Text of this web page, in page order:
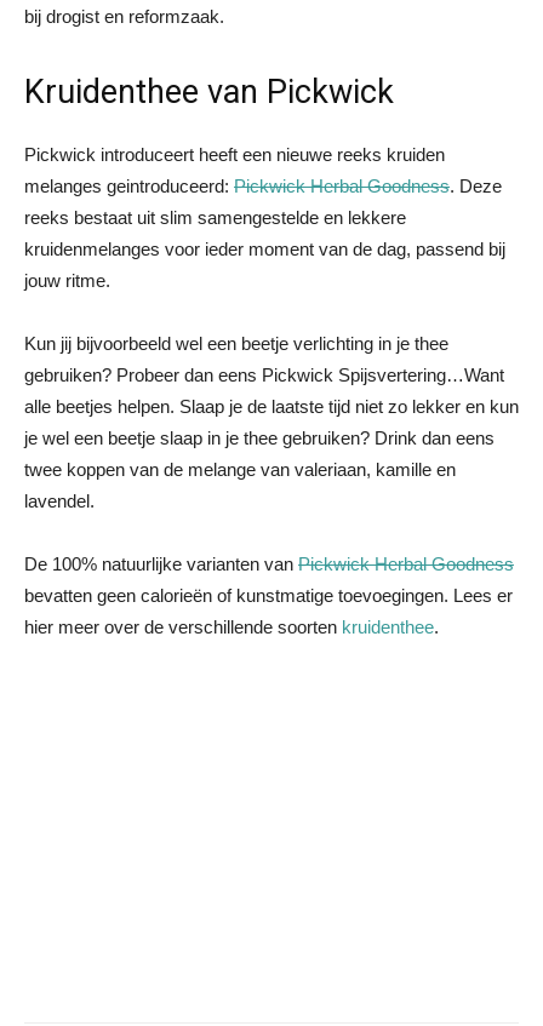
bij drogist en reformzaak.
Kruidenthee van Pickwick
Pickwick introduceert heeft een nieuwe reeks kruiden
melanges geintroduceerd: Pickwick Herbal Goodness. Deze
reeks bestaat uit slim samengestelde en lekkere
kruidenmelanges voor ieder moment van de dag, passend bij
jouw ritme.
Kun jij bijvoorbeeld wel een beetje verlichting in je thee
gebruiken? Probeer dan eens Pickwick Spijsvertering…Want
alle beetjes helpen. Slaap je de laatste tijd niet zo lekker en kun
je wel een beetje slaap in je thee gebruiken? Drink dan eens
twee koppen van de melange van valeriaan, kamille en
lavendel.
De 100% natuurlijke varianten van Pickwick Herbal Goodness
bevatten geen calorieën of kunstmatige toevoegingen. Lees er
hier meer over de verschillende soorten kruidenthee.